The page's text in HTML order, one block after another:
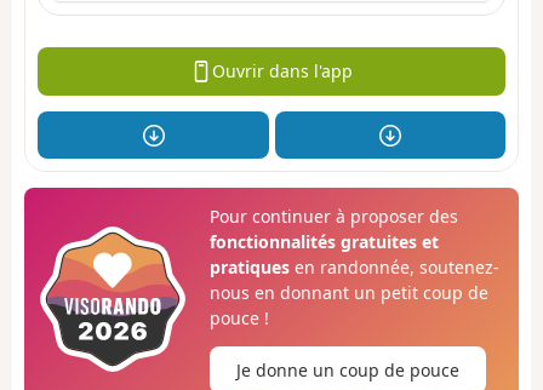
Ouvrir dans l'app
Pour continuer à proposer des
fonctionnalités gratuites et
pratiquesen randonnée, soutenez-
nous en donnant un petit coup de
pouce !
Je donne un coup de pouce